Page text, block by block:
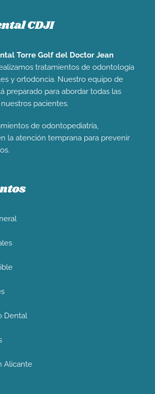
CDJI
Torre Golf del Doctor Jean
tratamientos de odontología
y ortodoncia. Nuestro equipo de
preparado para abordar todas las
pacientes.
de odontopediatría,
la atención temprana para prevenir
Dental
Alicante